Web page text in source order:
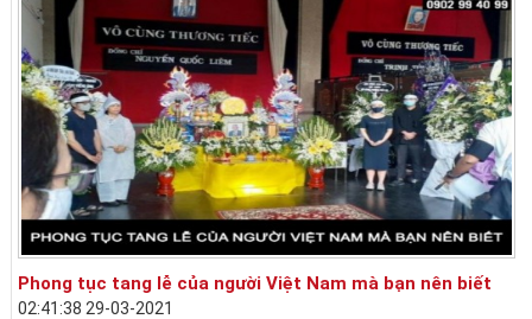
Phong tục tang lễ của người Việt Nam mà bạn nên biết
02:41:38 29-03-2021